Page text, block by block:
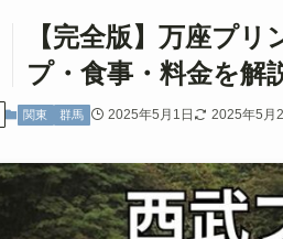
【完全版】万座プ
プ・食事・料金を解
関東 群馬 2025年5月1日 2025年5月